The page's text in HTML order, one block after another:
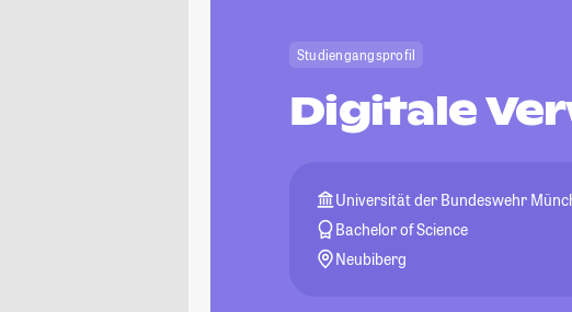
Studiengangsprofil
Digitale
Universität der Bundeswehr
Bachelor of Science
Neubiberg